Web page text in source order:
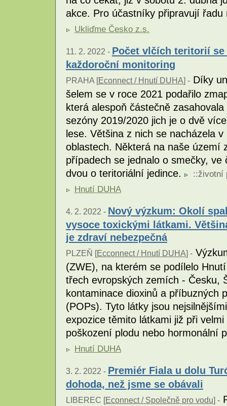
akce. Pro účastníky připravují
Ukliďme Česko z.s.
11. 2. 2022 - Počet vlčích teritorií
každoroční monitoring
PRAHA [Econnect / Hnutí DUHA] - Díky
šelem se v roce 2021 podařilo
která alespoň částečně
sezóny 2019/2020 jich je o dvě
lese. Většina z nich se nacházela
oblastech. Některá na naše území
případech se jednalo o smečky,
dvou o teritoriální jedince.
::životní
Hnutí DUHA
4. 2. 2022 - Nový výzkum: Okolí
vysoce toxickými látkami.
je zdraví nebezpečná
PLZEŇ [Ecconnect / Hnutí DUHA] -
(ZWE), na kterém se podílelo
třech evropských zemích - Česku,
kontaminace dioxinů a příbuzných
(POPs). Tyto látky jsou
expozice těmito látkami již při
poškození plodu nebo hormonální
Hnutí DUHA
3. 2. 2022 - Premiér Fiala u dolu
dohoda, než jsme se obávali
LIBEREC [Econnect / Společně pro vodu] -